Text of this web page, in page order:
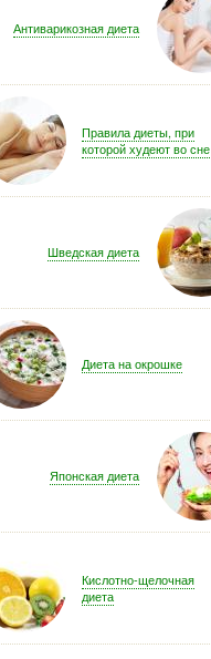
Антиварикозная диета
Правила диеты, при
которой худеют во сне
Шведская диета
Диета на окрошке
Японская диета
Кислотно-щелочная
диета